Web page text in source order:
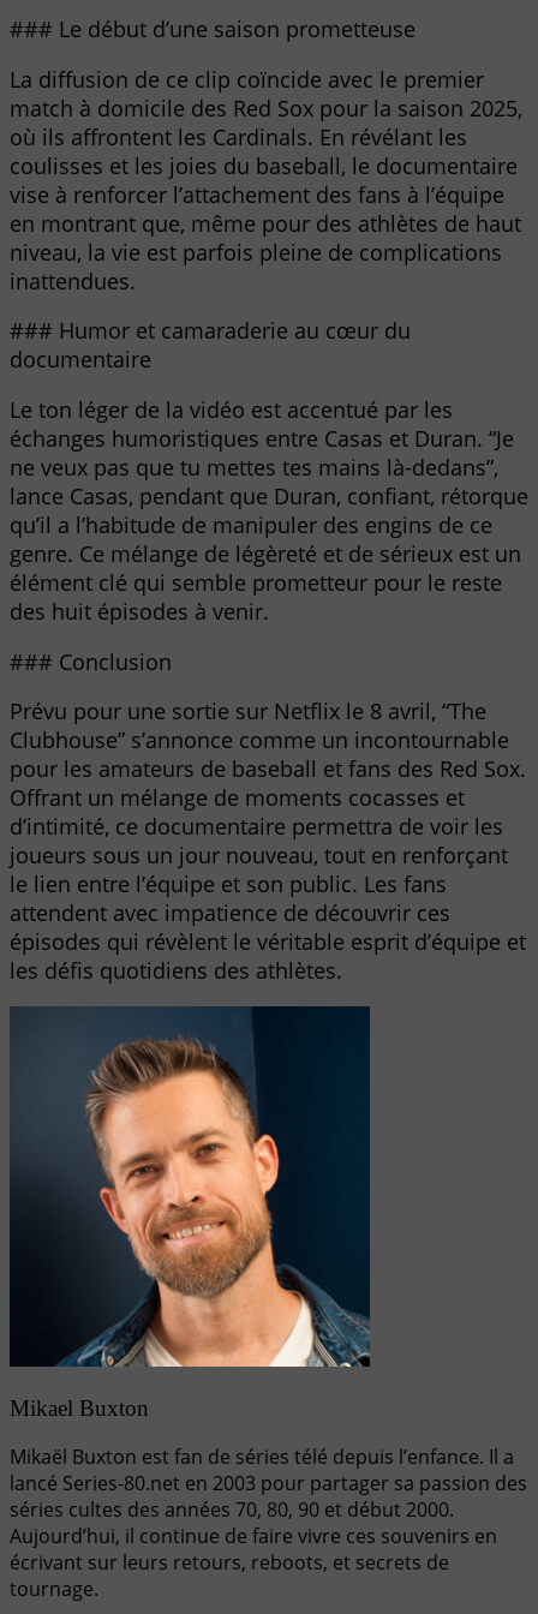
### Le début d’une saison prometteuse
La diffusion de ce clip coïncide avec le premier
match à domicile des Red Sox pour la saison 2025,
où ils affrontent les Cardinals. En révélant les
coulisses et les joies du baseball, le documentaire
vise à renforcer l’attachement des fans à l’équipe
en montrant que, même pour des athlètes de haut
niveau, la vie est parfois pleine de complications
inattendues.
### Humor et camaraderie au cœur du
documentaire
Le ton léger de la vidéo est accentué par les
échanges humoristiques entre Casas et Duran. “Je
ne veux pas que tu mettes tes mains là-dedans”,
lance Casas, pendant que Duran, confiant, rétorque
qu’il a l’habitude de manipuler des engins de ce
genre. Ce mélange de légèreté et de sérieux est un
élément clé qui semble prometteur pour le reste
des huit épisodes à venir.
### Conclusion
Prévu pour une sortie sur Netflix le 8 avril, “The
Clubhouse” s’annonce comme un incontournable
pour les amateurs de baseball et fans des Red Sox.
Offrant un mélange de moments cocasses et
d’intimité, ce documentaire permettra de voir les
joueurs sous un jour nouveau, tout en renforçant
le lien entre l’équipe et son public. Les fans
attendent avec impatience de découvrir ces
épisodes qui révèlent le véritable esprit d’équipe et
les défis quotidiens des athlètes.
Mikael Buxton
Mikaël Buxton est fan de séries télé depuis l’enfance. Il a
lancé Series-80.net en 2003 pour partager sa passion des
séries cultes des années 70, 80, 90 et début 2000.
Aujourd’hui, il continue de faire vivre ces souvenirs en
écrivant sur leurs retours, reboots, et secrets de
tournage.